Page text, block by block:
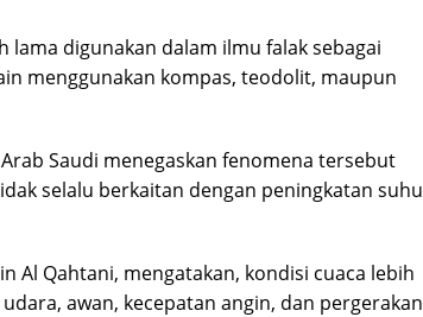
digunakan dalam ilmu falak sebagai
menggunakan kompas, teodolit, maupun
Saudi menegaskan fenomena tersebut
selalu berkaitan dengan peningkatan suhu
Al Qahtani, mengatakan, kondisi cuaca lebih
awan, kecepatan angin, dan pergerakan